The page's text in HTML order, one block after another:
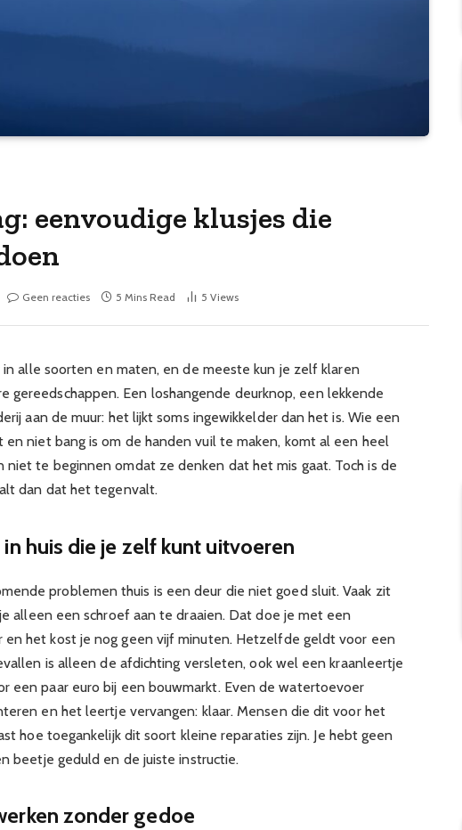
eenvoudige klusjes die
Geen reacties 5 Mins Read 5 Views
in alle soorten en maten, en de meeste kun je zelf klaren
gereedschappen. Een loshangende deurknop, een lekkende
aan de muur: het lijkt soms ingewikkelder dan het is. Wie een
en niet bang is om de handen vuil te maken, komt al een heel
niet te beginnen omdat ze denken dat het mis gaat. Toch is de
dan dat het tegenvalt.
huis die je zelf kunt uitvoeren
problemen thuis is een deur die niet goed sluit. Vaak zit
alleen een schroef aan te draaien. Dat doe je met een
en het kost je nog geen vijf minuten. Hetzelfde geldt voor een
is alleen de afdichting versleten, ook wel een kraanleertje
een paar euro bij een bouwmarkt. Even de watertoevoer
en het leertje vervangen: klaar. Mensen die dit voor het
hoe toegankelijk dit soort kleine reparaties zijn. Je hebt geen
beetje geduld en de juiste instructie.
zonder gedoe